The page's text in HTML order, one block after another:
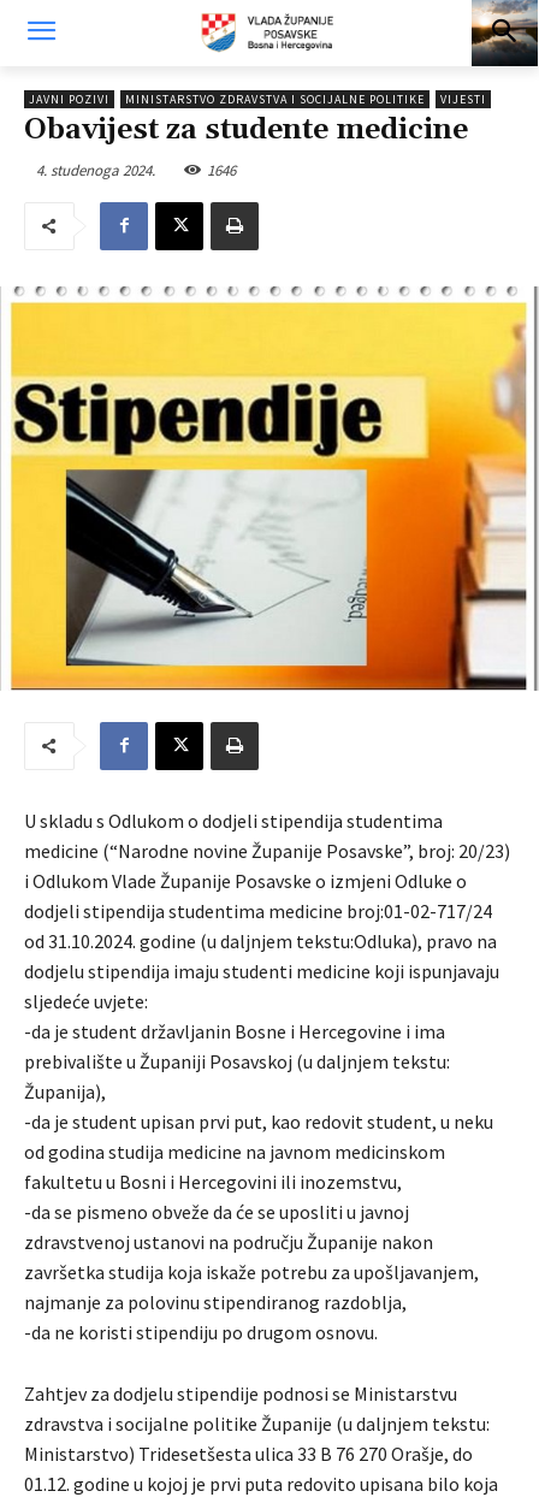
JAVNI POZIVI MINISTARSTVO ZDRAVSTVA I SOCIJALNE POLITIKE VIJESTI
Obavijest za studente medicine
4. studenoga 2024. 1646
U skladu s Odlukom o dodjeli stipendija studentima
medicine (“Narodne novine Županije Posavske”, broj: 20/23)
i Odlukom Vlade Županije Posavske o izmjeni Odluke o
dodjeli stipendija studentima medicine broj:01-02-717/24
od 31.10.2024. godine (u daljnjem tekstu:Odluka), pravo na
dodjelu stipendija imaju studenti medicine koji ispunjavaju
sljedeće uvjete:
-da je student državljanin Bosne i Hercegovine i ima
prebivalište u Županiji Posavskoj (u daljnjem tekstu:
Županija),
-da je student upisan prvi put, kao redovit student, u neku
od godina studija medicine na javnom medicinskom
fakultetu u Bosni i Hercegovini ili inozemstvu,
-da se pismeno obveže da će se uposliti u javnoj
zdravstvenoj ustanovi na području Županije nakon
završetka studija koja iskaže potrebu za upošljavanjem,
najmanje za polovinu stipendiranog razdoblja,
-da ne koristi stipendiju po drugom osnovu.
Zahtjev za dodjelu stipendije podnosi se Ministarstvu
zdravstva i socijalne politike Županije (u daljnjem tekstu:
Ministarstvo) Tridesetšesta ulica 33 B 76 270 Orašje, do
01.12. godine u kojoj je prvi puta redovito upisana bilo koja